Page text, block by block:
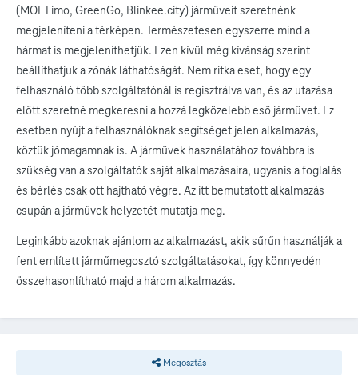
(MOL Limo, GreenGo, Blinkee.city) járműveit szeretnénk
megjeleníteni a térképen. Természetesen egyszerre mind a
hármat is megjeleníthetjük. Ezen kívül még kívánság szerint
beállíthatjuk a zónák láthatóságát. Nem ritka eset, hogy egy
felhasználó több szolgáltatónál is regisztrálva van, és az utazása
előtt szeretné megkeresni a hozzá legközelebb eső járművet. Ez
esetben nyújt a felhasználóknak segítséget jelen alkalmazás,
köztük jómagamnak is. A járművek használatához továbbra is
szükség van a szolgáltatók saját alkalmazásaira, ugyanis a foglalás
és bérlés csak ott hajtható végre. Az itt bemutatott alkalmazás
csupán a járművek helyzetét mutatja meg.
Leginkább azoknak ajánlom az alkalmazást, akik sűrűn használják a
fent említett járműmegosztó szolgáltatásokat, így könnyedén
összehasonlítható majd a három alkalmazás.
Megosztás